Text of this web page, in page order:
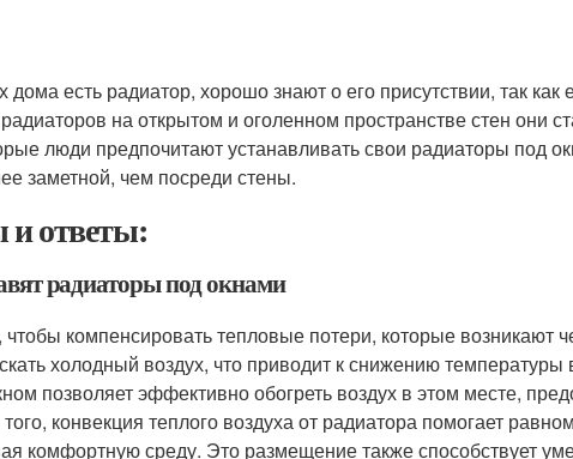
есть радиатор, хорошо знают о его присутствии, так как
на открытом и оголенном пространстве стен они
люди предпочитают устанавливать свои радиаторы под
заметной, чем посреди стены.
и ответы:
радиаторы под окнами
компенсировать тепловые потери, которые возникают
холодный воздух, что приводит к снижению температуры
позволяет эффективно обогреть воздух в этом месте,
конвекция теплого воздуха от радиатора помогает
комфортную среду. Это размещение также способствует